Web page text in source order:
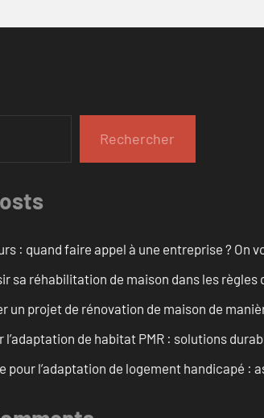
Rechercher
: quand faire appel à une entreprise ? On
sa réhabilitation de maison dans les règles
un projet de rénovation de maison de
l’adaptation de habitat PMR : solutions
pour l’adaptation de logement handicapé :